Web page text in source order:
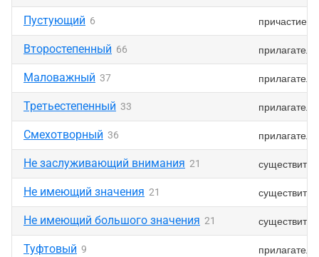
Пустующий 6 причастие
Второстепенный 66
Маловажный 37
Третьестепенный 33
Смехотворный 36
Не заслуживающий внимания 21
Не имеющий значения 21
Не имеющий большого значения 21
Туфтовый 9